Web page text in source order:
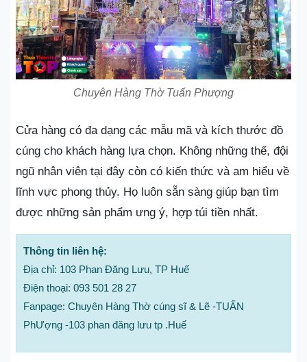
Chuyên Hàng Thờ Tuấn Phượng
Cửa hàng có đa dạng các mẫu mã và kích thước đồ
cúng cho khách hàng lựa chọn. Không những thế, đội
ngũ nhân viên tại đây còn có kiến thức và am hiểu về
lĩnh vực phong thủy. Họ luôn sẵn sàng giúp bạn tìm
được những sản phẩm ưng ý, hợp túi tiền nhất.
Thông tin liên hệ:
Địa chỉ: 103 Phan Đăng Lưu, TP Huế
Điện thoại: 093 501 28 27
Fanpage: Chuyên Hàng Thờ cúng sĩ & Lẽ -TUẤN
PhƯợng -103 phan đăng lưu tp .Huế